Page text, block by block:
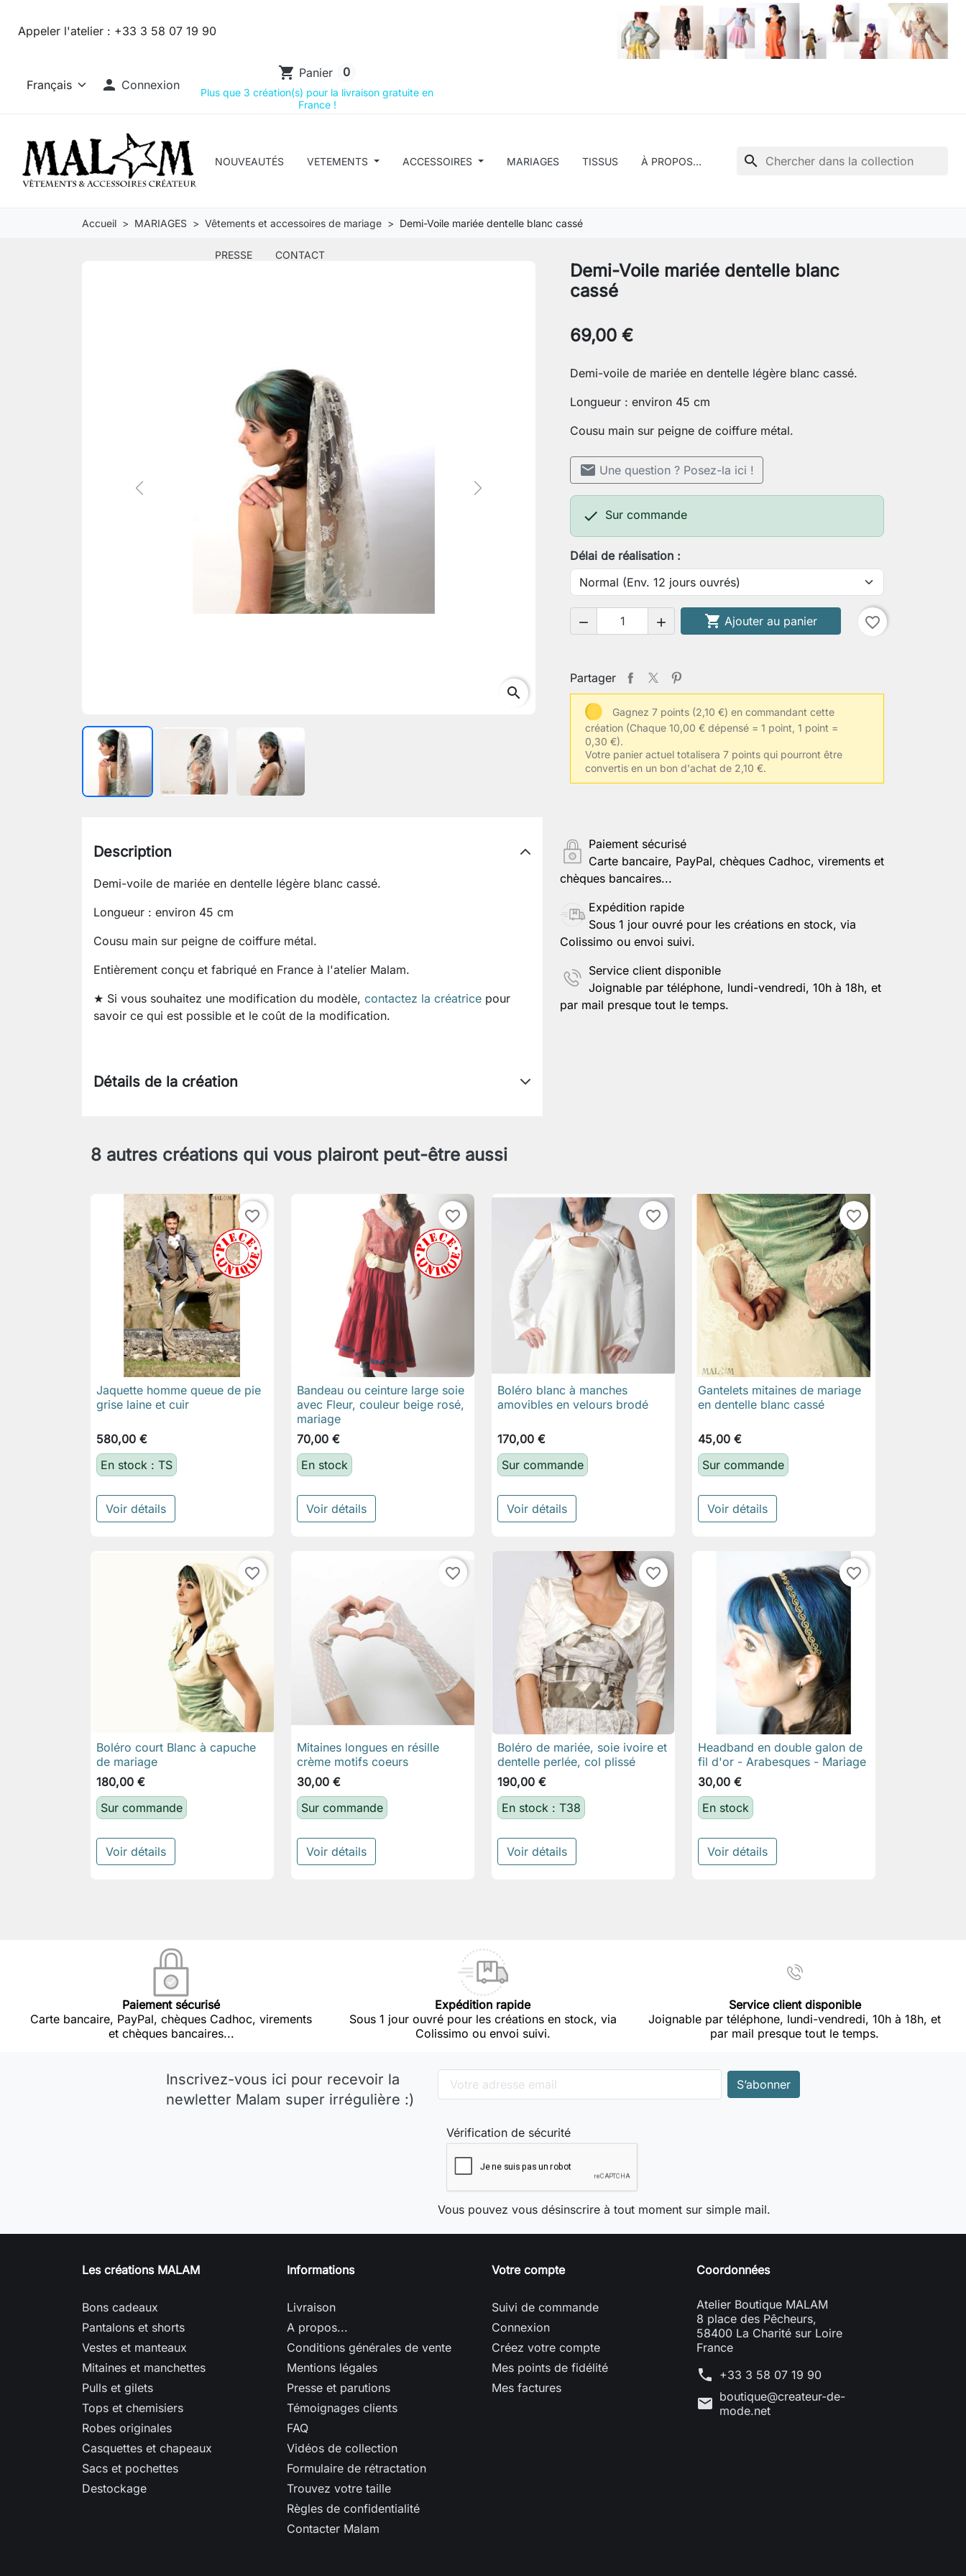
Appeler l'atelier : +33 3 58 07 19 90
 Connexion
shopping_cart Panier 0
Plus que 3 création(s) pour la livraison gratuite en
France !
NOUVEAUTÉS VETEMENTS ACCESSOIRES MARIAGES TISSUS À PROPOS...
PRESSE CONTACT
search
Accueil MARIAGES Vêtements et accessoires de mariage Demi-Voile mariée dentelle blanc cassé
Previous Next
search
Demi-Voile mariée dentelle blanc
cassé
69,00 €
Demi-voile de mariée en dentelle légère blanc cassé.
Longueur : environ 45 cm
Cousu main sur peigne de coiffure métal.
mail Une question ? Posez-la ici !
 Sur commande
Délai de réalisation :
   Ajouter au panier favorite_border
Partager
Gagnez 7 points (2,10 €) en commandant cette
création (Chaque 10,00 € dépensé = 1 point, 1 point =
0,30 €).
Votre panier actuel totalisera 7 points qui pourront être
convertis en un bon d'achat de 2,10 €.
Paiement sécurisé
Carte bancaire, PayPal, chèques Cadhoc, virements et
chèques bancaires...
Expédition rapide
Sous 1 jour ouvré pour les créations en stock, via
Colissimo ou envoi suivi.
Service client disponible
Joignable par téléphone, lundi-vendredi, 10h à 18h, et
par mail presque tout le temps.
Description
Demi-voile de mariée en dentelle légère blanc cassé.
Longueur : environ 45 cm
Cousu main sur peigne de coiffure métal.
Entièrement conçu et fabriqué en France à l'atelier Malam.
★ Si vous souhaitez une modification du modèle, contactez la créatrice pour
savoir ce qui est possible et le coût de la modification.
Détails de la création
8 autres créations qui vous plairont peut-être aussi
favorite_border
 Aperçu rapide
Jaquette homme queue de pie
grise laine et cuir
580,00 €
En stock : TS
Voir détails
favorite_border
 Aperçu rapide
Bandeau ou ceinture large soie
avec Fleur, couleur beige rosé,
mariage
70,00 €
En stock
Voir détails
favorite_border
 Aperçu rapide
Boléro blanc à manches
amovibles en velours brodé
170,00 €
Sur commande
Voir détails
favorite_border
 Aperçu rapide
Gantelets mitaines de mariage
en dentelle blanc cassé
45,00 €
Sur commande
Voir détails
favorite_border
 Aperçu rapide
Boléro court Blanc à capuche
de mariage
180,00 €
Sur commande
Voir détails
favorite_border
 Aperçu rapide
Mitaines longues en résille
crème motifs coeurs
30,00 €
Sur commande
Voir détails
favorite_border
 Aperçu rapide
Boléro de mariée, soie ivoire et
dentelle perlée, col plissé
190,00 €
En stock : T38
Voir détails
favorite_border
 Aperçu rapide
Headband en double galon de
fil d'or - Arabesques - Mariage
30,00 €
En stock
Voir détails
Paiement sécurisé
Carte bancaire, PayPal, chèques Cadhoc, virements
et chèques bancaires...
Expédition rapide
Sous 1 jour ouvré pour les créations en stock, via
Colissimo ou envoi suivi.
Service client disponible
Joignable par téléphone, lundi-vendredi, 10h à 18h, et
par mail presque tout le temps.
Inscrivez-vous ici pour recevoir la
newletter Malam super irrégulière :)
Vérification de sécurité
Vous pouvez vous désinscrire à tout moment sur simple mail.
Les créations MALAM
Bons cadeaux
Pantalons et shorts
Vestes et manteaux
Mitaines et manchettes
Pulls et gilets
Tops et chemisiers
Robes originales
Casquettes et chapeaux
Sacs et pochettes
Destockage
Informations
Livraison
A propos...
Conditions générales de vente
Mentions légales
Presse et parutions
Témoignages clients
FAQ
Vidéos de collection
Formulaire de rétractation
Trouvez votre taille
Règles de confidentialité
Contacter Malam
Votre compte
Suivi de commande
Connexion
Créez votre compte
Mes points de fidélité
Mes factures
Coordonnées
Atelier Boutique MALAM
8 place des Pêcheurs,
58400 La Charité sur Loire
France
phone +33 3 58 07 19 90
mail boutique@createur-de-
mode.net